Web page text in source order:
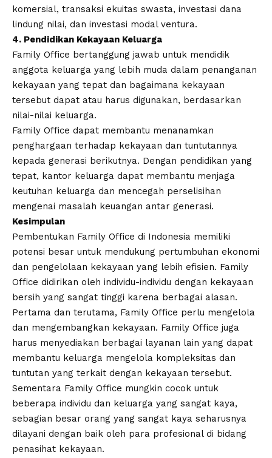
komersial, transaksi ekuitas swasta, investasi dana
lindung nilai, dan investasi modal ventura.
4. Pendidikan Kekayaan Keluarga
Family Office bertanggung jawab untuk mendidik
anggota keluarga yang lebih muda dalam penanganan
kekayaan yang tepat dan bagaimana kekayaan
tersebut dapat atau harus digunakan, berdasarkan
nilai-nilai keluarga.
Family Office dapat membantu menanamkan
penghargaan terhadap kekayaan dan tuntutannya
kepada generasi berikutnya. Dengan pendidikan yang
tepat, kantor keluarga dapat membantu menjaga
keutuhan keluarga dan mencegah perselisihan
mengenai masalah keuangan antar generasi.
Kesimpulan
Pembentukan Family Office di Indonesia memiliki
potensi besar untuk mendukung pertumbuhan ekonomi
dan pengelolaan kekayaan yang lebih efisien. Family
Office didirikan oleh individu-individu dengan kekayaan
bersih yang sangat tinggi karena berbagai alasan.
Pertama dan terutama, Family Office perlu mengelola
dan mengembangkan kekayaan. Family Office juga
harus menyediakan berbagai layanan lain yang dapat
membantu keluarga mengelola kompleksitas dan
tuntutan yang terkait dengan kekayaan tersebut.
Sementara Family Office mungkin cocok untuk
beberapa individu dan keluarga yang sangat kaya,
sebagian besar orang yang sangat kaya seharusnya
dilayani dengan baik oleh para profesional di bidang
penasihat kekayaan.